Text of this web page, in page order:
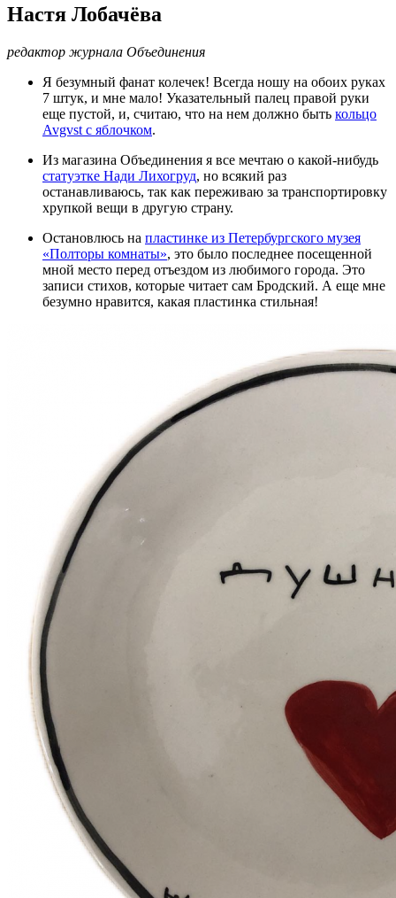
Настя Лобачёва
редактор журнала Объединения
Я безумный фанат колечек! Всегда ношу на обоих руках
7 штук, и мне мало! Указательный палец правой руки
еще пустой, и, считаю, что на нем должно быть кольцо
Avgvst с яблочком.
Из магазина Объединения я все мечтаю о какой-нибудь
статуэтке Нади Лихогруд, но всякий раз
останавливаюсь, так как переживаю за транспортировку
хрупкой вещи в другую страну.
Остановлюсь на пластинке из Петербургского музея
«Полторы комнаты», это было последнее посещенной
мной место перед отъездом из любимого города. Это
записи стихов, которые читает сам Бродский. А еще мне
безумно нравится, какая пластинка стильная!